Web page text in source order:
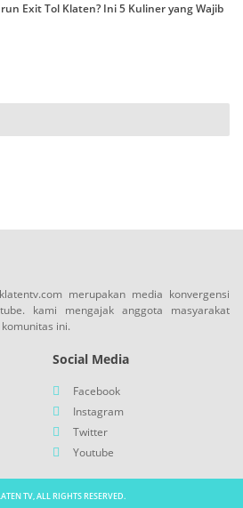
Exit Tol Klaten? Ini 5 Kuliner yang Wajib
merupakan media konvergensi
kami mengajak anggota masyarakat
ini.
Social Media
Facebook
Instagram
Twitter
Youtube
TV, ALL RIGHTS RESERVED.